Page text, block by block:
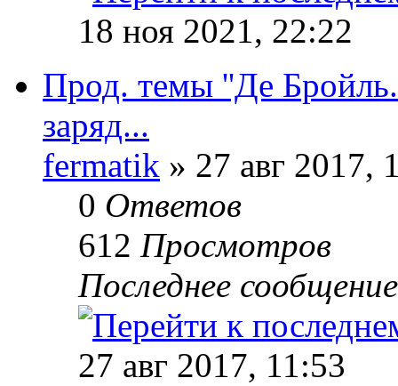
18 ноя 2021, 22:22
Прод. темы ''Де
заряд...
fermatik » 27 авг 2017,
0 Ответов
612 Просмотров
Последнее
27 авг 2017, 11:53